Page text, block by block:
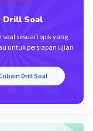
Drill Soal
sesuai topik yang
untuk persiapan ujian
Drill Soal